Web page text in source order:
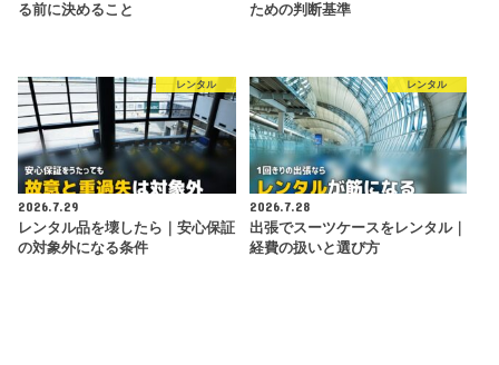
る前に決めること
ための判断基準
レンタル
2026.7.29
レンタル品を壊したら｜安心保証
の対象外になる条件
レンタル
2026.7.28
出張でスーツケースをレンタル｜
経費の扱いと選び方